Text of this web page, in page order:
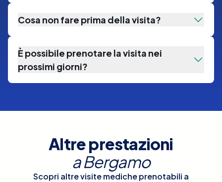
Cosa non fare prima della visita?
È possibile prenotare la visita nei
prossimi giorni?
Altre prestazioni
aBergamo
Scopri altre visite mediche prenotabili a